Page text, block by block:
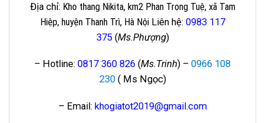
Địa chỉ: Kho thang Nikita, km2 Phan Trọng Tuệ, xã Tam
Hiệp, huyện Thanh Trì, Hà Nội Liên hệ: 0983 117
375(Ms.Phượng)
– Hotline: 0817 360 826 (Ms.Trinh) – 0966 108
230( Ms Ngọc)
– Email: khogiatot2019@gmail.com